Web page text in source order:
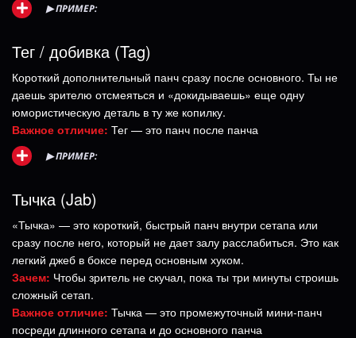
▶ПРИМЕР:
Тег / добивка (Tag)
Короткий дополнительный панч сразу после основного. Ты не
даешь зрителю отсмеяться и «докидываешь» еще одну
юмористическую деталь в ту же копилку.
Важное отличие: Тег — это панч после панча
▶ПРИМЕР:
Тычка (Jab)
«Тычка» — это короткий, быстрый панч внутри сетапа или
сразу после него, который не дает залу расслабиться. Это как
легкий джеб в боксе перед основным хуком.
Зачем: Чтобы зритель не скучал, пока ты три минуты строишь
сложный сетап.
Важное отличие: Тычка — это промежуточный мини-панч
посреди длинного сетапа и до основного панча